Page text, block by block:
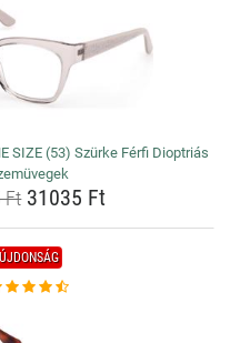
SIZE (53) Szürke Férfi Dioptriás
Ft31035 Ft
ÚJDONSÁG